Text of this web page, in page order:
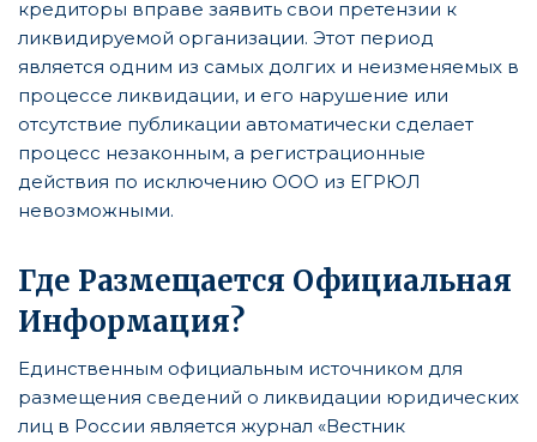
кредиторы вправе заявить свои претензии к
ликвидируемой организации. Этот период
является одним из самых долгих и неизменяемых в
процессе ликвидации, и его нарушение или
отсутствие публикации автоматически сделает
процесс незаконным, а регистрационные
действия по исключению ООО из ЕГРЮЛ
невозможными.
Где Размещается Официальная
Информация?
Единственным официальным источником для
размещения сведений о ликвидации юридических
лиц в России является журнал «Вестник